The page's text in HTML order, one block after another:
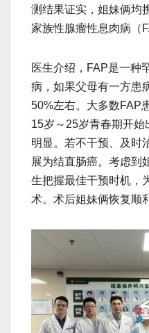
测结果证实，姐妹俩均
家族性腺瘤性息肉病（
医生介绍，FAP是一种
病，如果父母有一方患
50%左右。大多数FAP
15岁～25岁青春期开
明显。若不干预、及时
展为结直肠癌。考虑到
生把握最佳干预时机，
术。术后姐妹俩恢复顺